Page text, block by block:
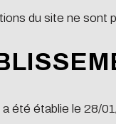
du site ne sont
été établie le 28/